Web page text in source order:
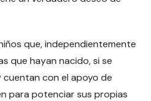
que, independientemente
que hayan nacido, si se
cuentan con el apoyo de
para potenciar sus propias